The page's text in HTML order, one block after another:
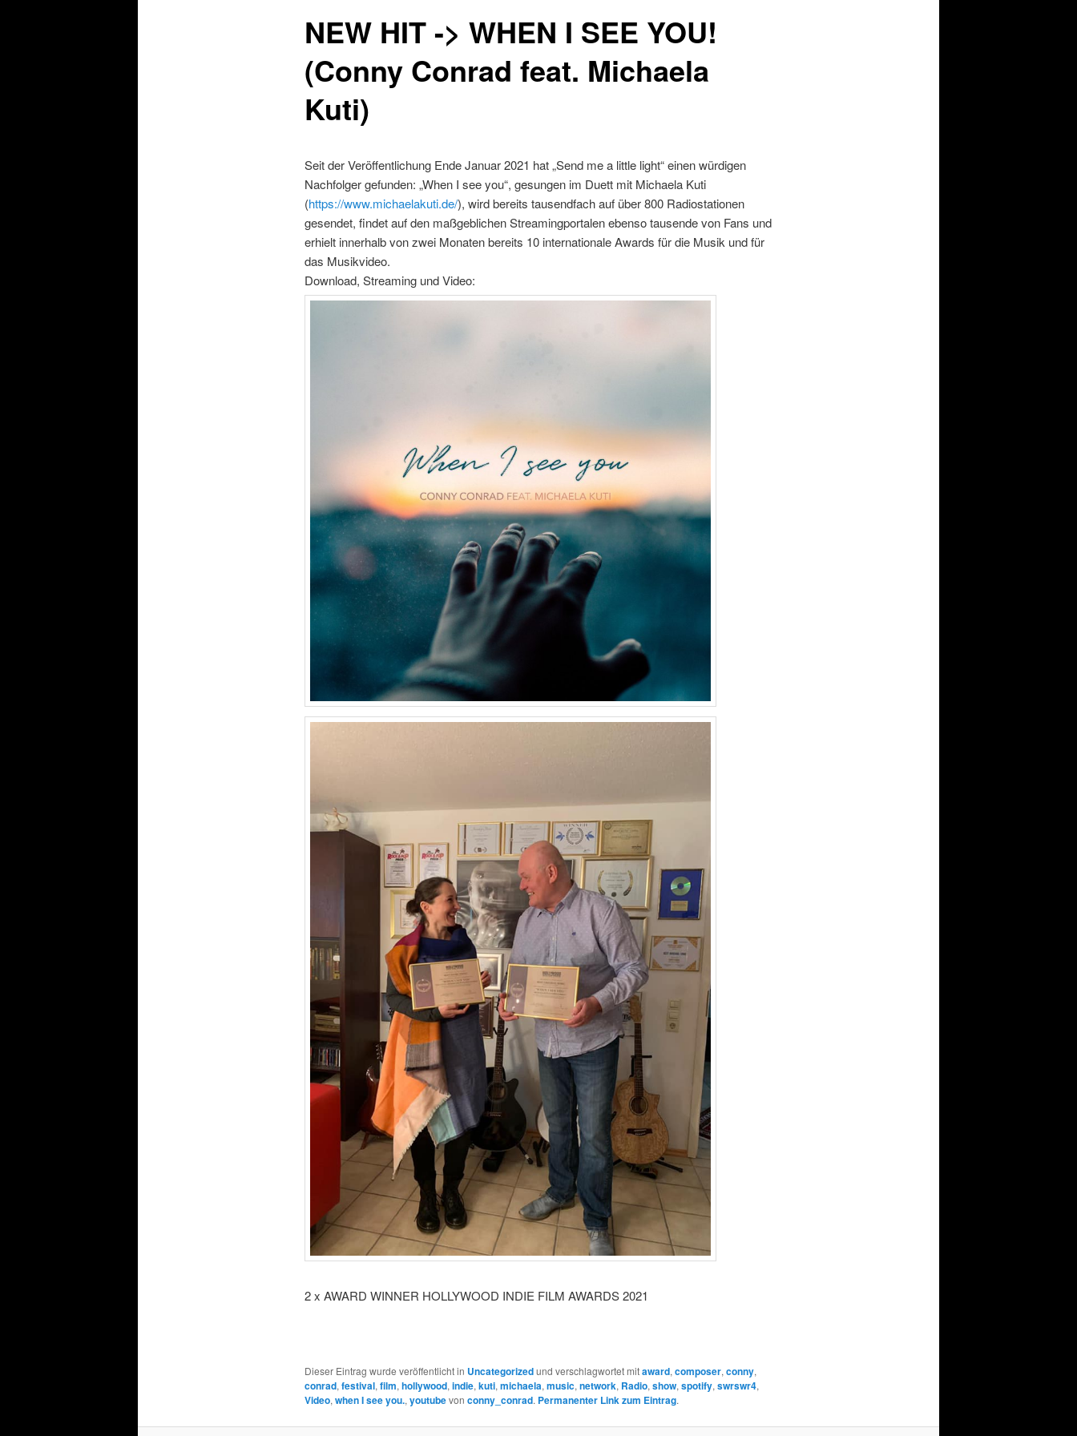
NEW HIT -> WHEN I SEE YOU!
(Conny Conrad feat. Michaela
Kuti)
Seit der Veröffentlichung Ende Januar 2021 hat „Send me a little light“ einen würdigen
Nachfolger gefunden: „When I see you“, gesungen im Duett mit Michaela Kuti
(https://www.michaelakuti.de/), wird bereits tausendfach auf über 800 Radiostationen
gesendet, findet auf den maßgeblichen Streamingportalen ebenso tausende von Fans und
erhielt innerhalb von zwei Monaten bereits 10 internationale Awards für die Musik und für
das Musikvideo.
Download, Streaming und Video:
2 x AWARD WINNER HOLLYWOOD INDIE FILM AWARDS 2021
Dieser Eintrag wurde veröffentlicht in Uncategorizedund verschlagwortet mitaward, composer, conny,
conrad, festival, film, hollywood, indie, kuti, michaela, music, network, Radio, show, spotify, swrswr4,
Video, when I see you., youtubevon conny_conrad. Permanenter Link zum Eintrag.